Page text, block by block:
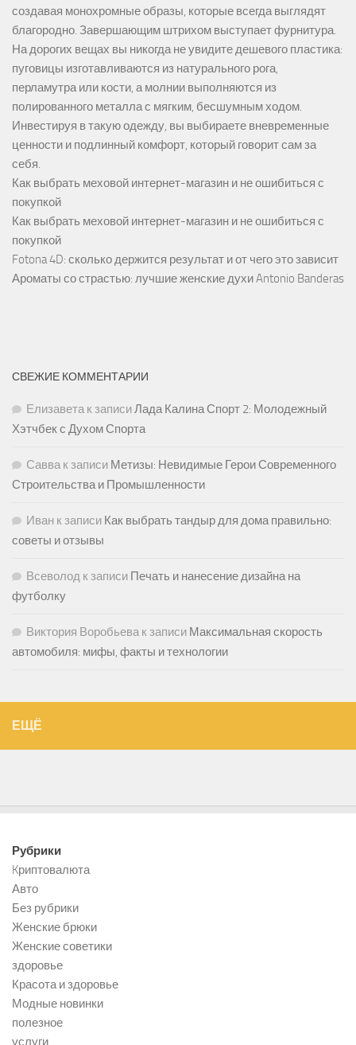
создавая монохромные образы, которые всегда выглядят
благородно. Завершающим штрихом выступает фурнитура.
На дорогих вещах вы никогда не увидите дешевого пластика:
пуговицы изготавливаются из натурального рога,
перламутра или кости, а молнии выполняются из
полированного металла с мягким, бесшумным ходом.
Инвестируя в такую одежду, вы выбираете вневременные
ценности и подлинный комфорт, который говорит сам за
себя.
Как выбрать меховой интернет-магазин и не ошибиться с
покупкой
Как выбрать меховой интернет-магазин и не ошибиться с
покупкой
Fotona 4D: сколько держится результат и от чего это зависит
Ароматы со страстью: лучшие женские духи Antonio Banderas
СВЕЖИЕ КОММЕНТАРИИ
Елизаветак записиЛада Калина Спорт 2: Молодежный
Хэтчбек с Духом Спорта
Саввак записи Метизы: Невидимые Герои Современного
Строительства и Промышленности
Иван к записи Как выбрать тандыр для дома правильно:
советы и отзывы
Всеволод к записи Печать и нанесение дизайна на
футболку
Виктория Воробьевак записи Максимальная скорость
автомобиля: мифы, факты и технологии
ЕЩЁ
Рубрики
Kриптовалюта
Авто
Без рубрики
Женские брюки
Женские советики
здоровье
Красота и здоровье
Модные новинки
полезное
услуги